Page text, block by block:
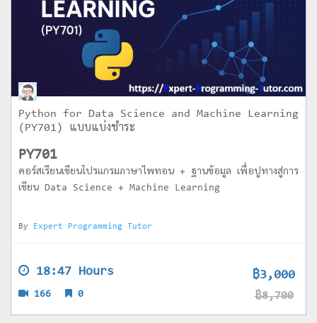
Python for Data Science and Machine Learning
(PY701) แบบแบ่งชำระ
PY701
คอร์สเรียนเขียนโปรแกรมภาษาไพทอน + ฐานข้อมูล เพื่อปูทางสู่การ
เขียน Data Science + Machine Learning
By Expert Programming Tutor
18:47 Hours ฿3,000
฿8,700
166 0